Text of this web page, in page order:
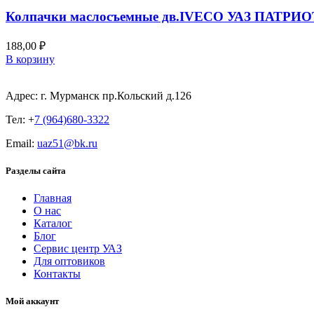
Колпачки маслосъемные дв.IVECO УАЗ
188,00 ₽
В корзину
Адрес: г. Мурманск пр.Кольский д.126
Тел: +7 (964)680-3322
Email: uaz51@bk.ru
Разделы сайта
Главная
О нас
Каталог
Блог
Сервис центр УАЗ
Для оптовиков
Контакты
Мой аккаунт